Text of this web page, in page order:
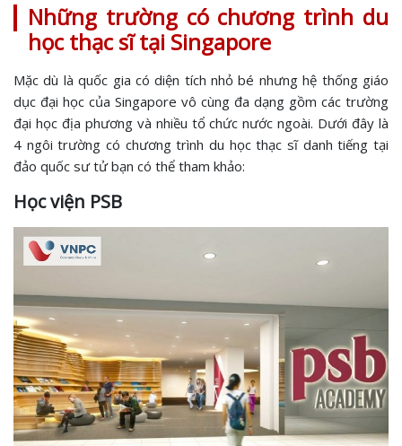
Những trường có chương trình du
học thạc sĩ tại Singapore
Mặc dù là quốc gia có diện tích nhỏ bé nhưng hệ thống giáo
dục đại học của Singapore vô cùng đa dạng gồm các trường
đại học địa phương và nhiều tổ chức nước ngoài. Dưới đây là
4 ngôi trường có chương trình du học thạc sĩ danh tiếng tại
đảo quốc sư tử bạn có thể tham khảo:
Học viện PSB